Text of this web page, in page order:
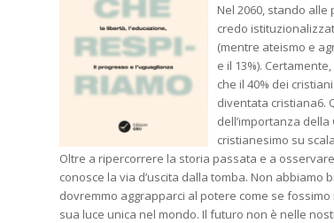
Nel 2060, stando
credo
(mentre ateismo e
e il 13%).
che il 40% dei
diventata cristiana6.
dell’importanza
cristianesimo su
Oltre a ripercorrere la storia passata e a
conosce la via d’uscita dalla tomba. Non
dovremmo aggrapparci al potere come se
sua luce unica nel mondo. Il futuro non è nelle